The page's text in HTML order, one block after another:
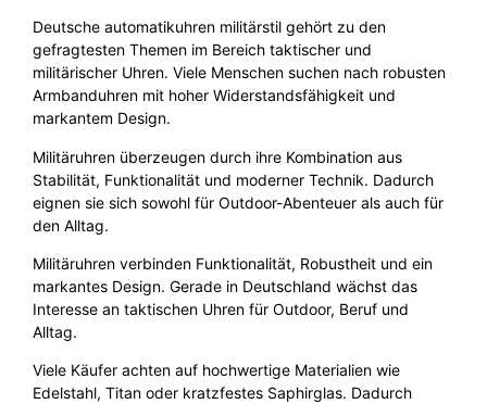
Deutsche automatikuhren militärstil gehört zu den
gefragtesten Themen im Bereich taktischer und
militärischer Uhren. Viele Menschen suchen nach robusten
Armbanduhren mit hoher Widerstandsfähigkeit und
markantem Design.
Militäruhren überzeugen durch ihre Kombination aus
Stabilität, Funktionalität und moderner Technik. Dadurch
eignen sie sich sowohl für Outdoor-Abenteuer als auch für
den Alltag.
Militäruhren verbinden Funktionalität, Robustheit und ein
markantes Design. Gerade in Deutschland wächst das
Interesse an taktischen Uhren für Outdoor, Beruf und
Alltag.
Viele Käufer achten auf hochwertige Materialien wie
Edelstahl, Titan oder kratzfestes Saphirglas. Dadurch